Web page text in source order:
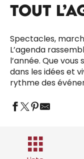
TOUT
Spectacles,
L’agenda
l’année. Que vous
dans les idées et
rythme des